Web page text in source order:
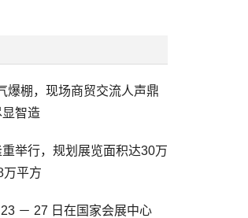
棚，现场商贸交流人声鼎
智造
举行，规划展览面积达30万
万平方
－ 27 日在国家会展中心